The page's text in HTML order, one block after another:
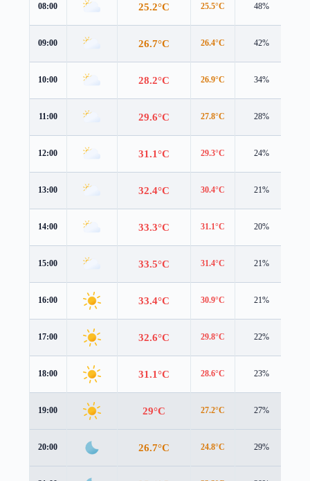
08:00 25.2°C 25.5°C 48%
09:00 26.7°C 26.4°C 42%
10:00 28.2°C 26.9°C 34%
11:00 29.6°C 27.8°C 28%
12:00 31.1°C 29.3°C 24%
13:00 32.4°C 30.4°C 21%
14:00 33.3°C 31.1°C 20%
15:00 33.5°C 31.4°C 21%
16:00 33.4°C 30.9°C 21%
17:00 32.6°C 29.8°C 22%
18:00 31.1°C 28.6°C 23%
19:00 29°C 27.2°C 27%
20:00 26.7°C 24.8°C 29%